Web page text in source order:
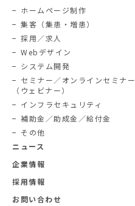
ホームページ制作
集客（集患・増患）
採用／求人
Webデザイン
システム開発
セミナー／オンラインセミナー
（ウェビナー）
インフラセキュリティ
補助金／助成金／給付金
その他
ニュース
企業情報
採用情報
お問い合わせ